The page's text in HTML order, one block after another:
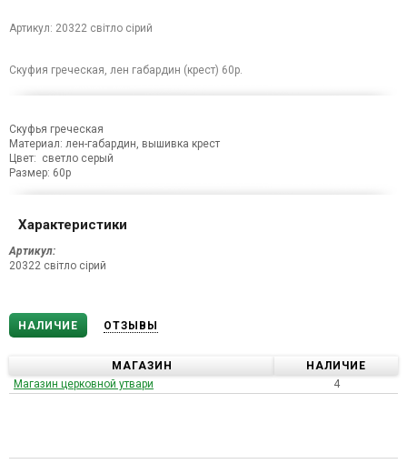
Артикул: 20322 світло сірий
Скуфия греческая, лен габардин (крест) 60р.
Скуфья греческая
Материал: лен-габардин, вышивка крест
Цвет: светло серый
Размер: 60р
Характеристики
Артикул:
20322 світло сірий
НАЛИЧИЕ ОТЗЫВЫ
МАГАЗИН
НАЛИЧИЕ
Магазин церковной утвари
4